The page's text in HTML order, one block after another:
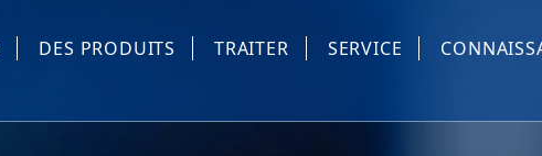
DES PRODUITS TRAITER SERVICE